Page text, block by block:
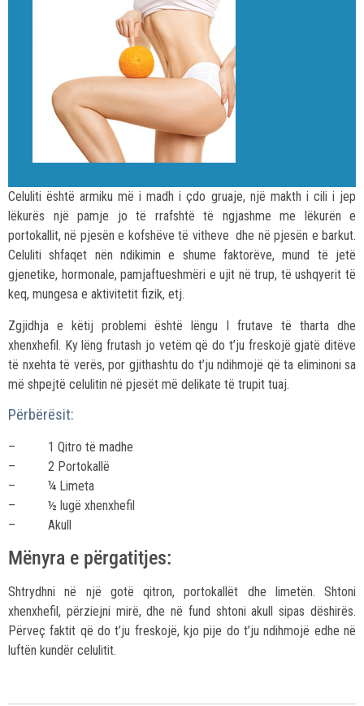
Celuliti është armiku më i madh i çdo gruaje, një makth i cili i jep
lëkurës një pamje jo të rrafshtë të ngjashme me lëkurën e
portokallit, në pjesën e kofshëve të vitheve dhe në pjesën e barkut.
Celuliti shfaqet nën ndikimin e shume faktorëve, mund të jetë
gjenetike, hormonale, pamjaftueshmëri e ujit në trup, të ushqyerit të
keq, mungesa e aktivitetit fizik, etj.
Zgjidhja e këtij problemi është lëngu I frutave të tharta dhe
xhenxhefil. Ky lëng frutash jo vetëm që do t’ju freskojë gjatë ditëve
të nxehta të verës, por gjithashtu do t’ju ndihmojë që ta eliminoni sa
më shpejtë celulitin në pjesët më delikate të trupit tuaj.
Përbërësit:
– 1 Qitro të madhe
– 2 Portokallë
– ¼ Limeta
– ½ lugë xhenxhefil
– Akull
Mënyra e përgatitjes:
Shtrydhni në një gotë qitron, portokallët dhe limetën. Shtoni
xhenxhefil, përziejni mirë, dhe në fund shtoni akull sipas dëshirës.
Përveç faktit që do t’ju freskojë, kjo pije do t’ju ndihmojë edhe në
luftën kundër celulitit.